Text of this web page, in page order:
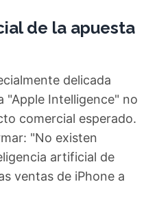
de la apuesta
delicada
"Apple Intelligence" no
comercial esperado.
"No existen
artificial de
ventas de iPhone a